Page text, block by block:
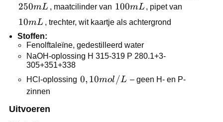
250
mL
250mL , maatcilinder van 100
mL
100mL, pipet van
10
mL
10mL , trechter, wit kaartje als achtergrond
Stoffen:
Fenolftaleïne, gedestilleerd water
NaOH-oplossing H 315-319 P 280.1+3-
305+351+338
HCl-oplossing 0,10
0, 10mol /L – geen H- en P-
zinnen
Uitvoeren